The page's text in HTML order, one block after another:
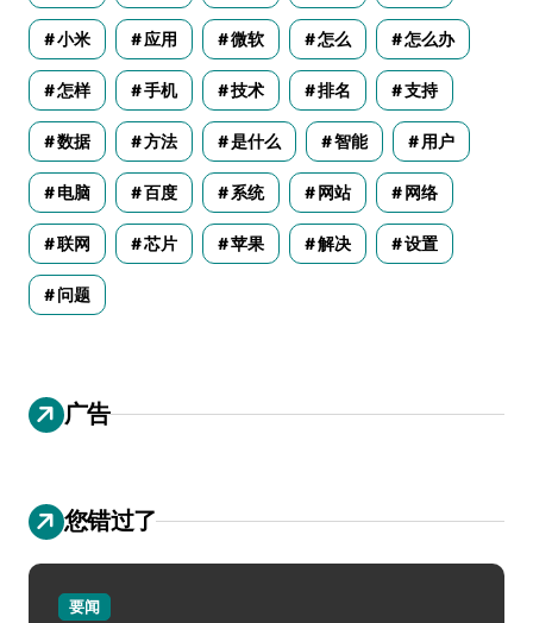
小米 应用 微软 怎么 怎么办
怎样 手机 技术 排名 支持
数据 方法 是什么 智能 用户
电脑 百度 系统 网站 网络
联网 芯片 苹果 解决 设置
问题
广告
您错过了
要闻